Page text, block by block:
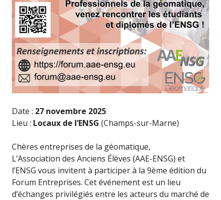
Date : 27 novembre 2025
Lieu : Locaux de l’ENSG (Champs-sur-Marne)
Chères entreprises de la géomatique,
L’Association des Anciens Élèves (AAE-ENSG) et
l’ENSG vous invitent à participer à la 9ème édition du
Forum Entreprises. Cet événement est un lieu
d’échanges privilégiés entre les acteurs du marché de